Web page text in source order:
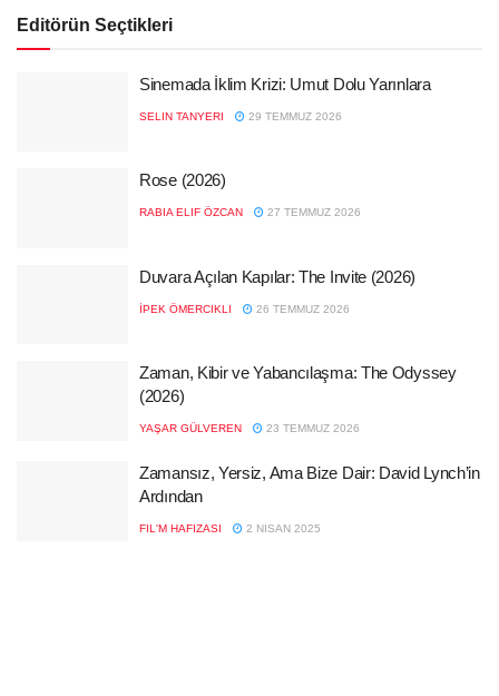
Editörün Seçtikleri
Sinemada İklim Krizi: Umut Dolu Yarınlara
SELIN TANYERI 29 TEMMUZ 2026
Rose (2026)
RABIA ELIF ÖZCAN 27 TEMMUZ 2026
Duvara Açılan Kapılar: The Invite (2026)
İPEK ÖMERCIKLI 26 TEMMUZ 2026
Zaman, Kibir ve Yabancılaşma: The Odyssey
(2026)
YAŞAR GÜLVEREN 23 TEMMUZ 2026
Zamansız, Yersiz, Ama Bize Dair: David Lynch’in
Ardından
FIL'M HAFIZASI 2 NISAN 2025